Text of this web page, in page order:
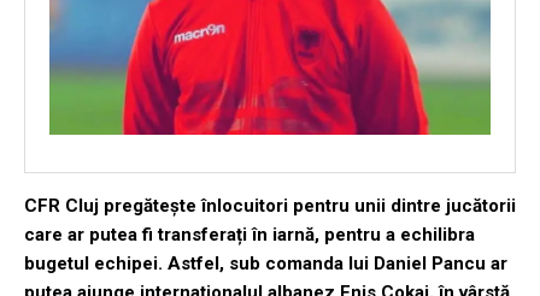
CFR Cluj pregătește înlocuitori pentru unii dintre jucătorii
care ar putea fi transferați în iarnă, pentru a echilibra
bugetul echipei. Astfel, sub comanda lui Daniel Pancu ar